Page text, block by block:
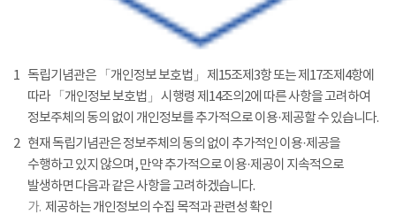
1 독립기념관은 「개인정보 보호법」 제15조제3항 또는 제17조제4항에
따라 「개인정보 보호법」 시행령 제14조의2에 따른 사항을 고려하여
정보주체의 동의 없이 개인정보를 추가적으로 이용·제공할 수 있습니다.
2 현재 독립기념관은 정보주체의 동의 없이 추가적인 이용·제공을
수행하고 있지 않으며, 만약 추가적으로 이용·제공이 지속적으로
발생하면 다음과 같은 사항을 고려하겠습니다.
가. 제공하는 개인정보의 수집 목적과 관련성 확인